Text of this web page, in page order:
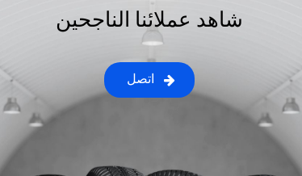
شاهد عملائنا الناجحين
اتصل